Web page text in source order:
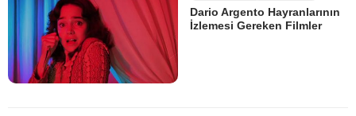
Dario Argento Hayranlarının
İzlemesi Gereken Filmler